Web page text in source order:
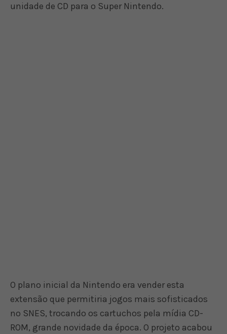
unidade de CD para o Super Nintendo.
O plano inicial da Nintendo era vender esta
extensão que permitiria jogos mais sofisticados
no SNES, trocando os cartuchos pela mídia CD-
ROM, grande novidade da época. O projeto acabou